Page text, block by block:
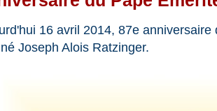
16 avril 2014, 87e
Joseph Alois Ratzinger.